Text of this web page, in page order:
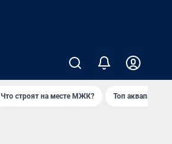
Что строят на месте МЖК? Топ аквапарков